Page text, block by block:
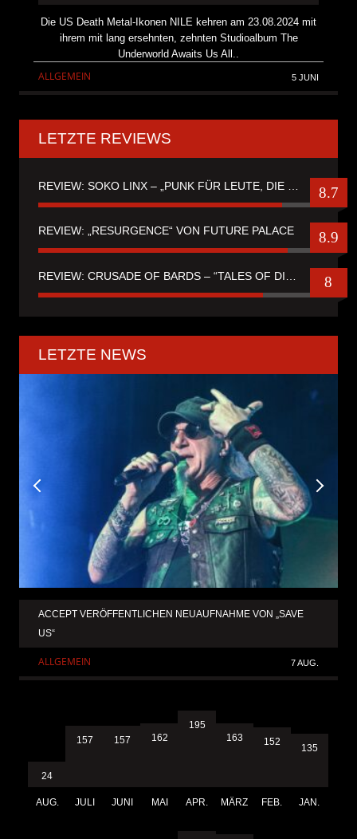
Die US Death Metal-Ikonen NILE kehren am 23.08.2024 mit
ihrem mit lang ersehnten, zehnten Studioalbum The
Underworld Awaits Us All..
ALLGEMEIN 5 JUNI
LETZTE REVIEWS
8.7
REVIEW: „RESURGENCE“ VON FUTURE PALACE 8.9
8
LETZTE NEWS
ACCEPT VERÖFFENTLICHEN NEUAUFNAHME VON „SAVE
US“
ALLGEMEIN 7 AUG.
24
AUG.
157
JULI
157
JUNI
162
MAI
195
APR.
163
MÄRZ
152
FEB.
135
JAN.